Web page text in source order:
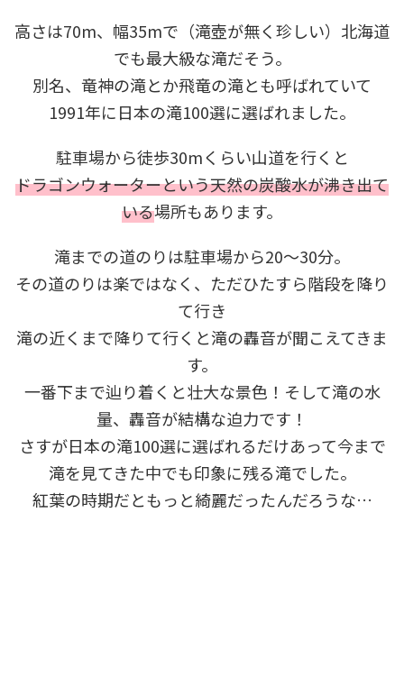
高さは70m、幅35mで（滝壺が無く珍しい）北海道
でも最大級な滝だそう。
別名、竜神の滝とか飛竜の滝とも呼ばれていて
1991年に日本の滝100選に選ばれました。
駐車場から徒歩30mくらい山道を行くと
ドラゴンウォーターという天然の炭酸水が沸き出て
いる場所もあります。
滝までの道のりは駐車場から20～30分。
その道のりは楽ではなく、ただひたすら階段を降り
て行き
滝の近くまで降りて行くと滝の轟音が聞こえてきま
す。
一番下まで辿り着くと壮大な景色！そして滝の水
量、轟音が結構な迫力です！
さすが日本の滝100選に選ばれるだけあって今まで
滝を見てきた中でも印象に残る滝でした。
紅葉の時期だともっと綺麗だったんだろうな…